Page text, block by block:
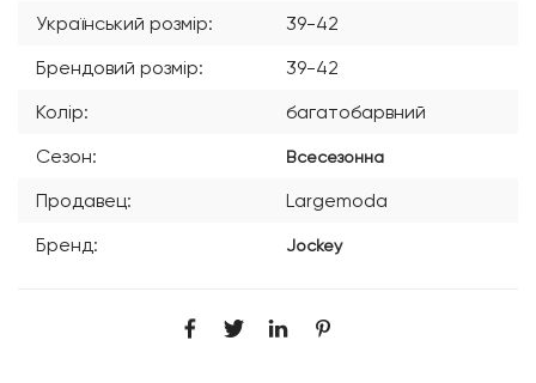
Український розмір:
39-42
Брендовий розмір:
39-42
Колір:
багатобарвний
Сезон:
Всесезонна
Продавец:
Largemoda
Бренд:
Jockey